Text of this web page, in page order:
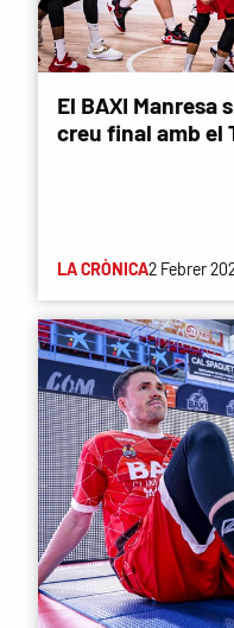
El BAXI Manresa
creu final amb el
LA CRÒNICA2 Febrer